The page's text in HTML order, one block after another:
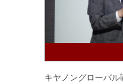
キヤノングローバ